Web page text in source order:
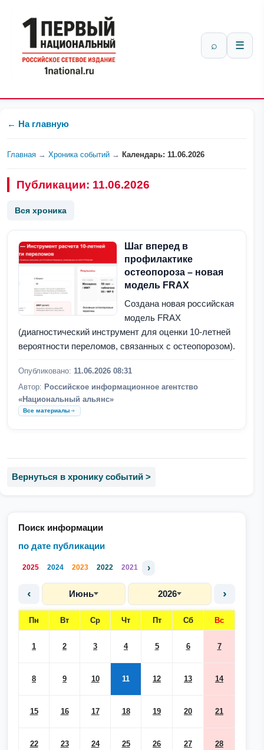
⌕ ☰
Поиск информации
по дате публикации
2025 2024 2023 2022 2021 ›
‹ Июнь 2026 ›
Пн Вт Ср Чт Пт Сб Вс
1 2 3 4 5 6 7
8 9 10 11 12 13 14
15 16 17 18 19 20 21
22 23 24 25 26 27 28
← На главную
Главная → Хроника событий → Календарь: 11.06.2026
Публикации: 11.06.2026
Вся хроника
Шаг вперед в
профилактике
остеопороза – новая
модель FRAX
Создана новая российская
модель FRAX
(диагностический инструмент для оценки 10-летней
вероятности переломов, связанных с остеопорозом).
Опубликовано: 11.06.2026 08:31
Автор: Российское информационное агентство
«Национальный альянс»
Все материалы
Вернуться в хронику событий >